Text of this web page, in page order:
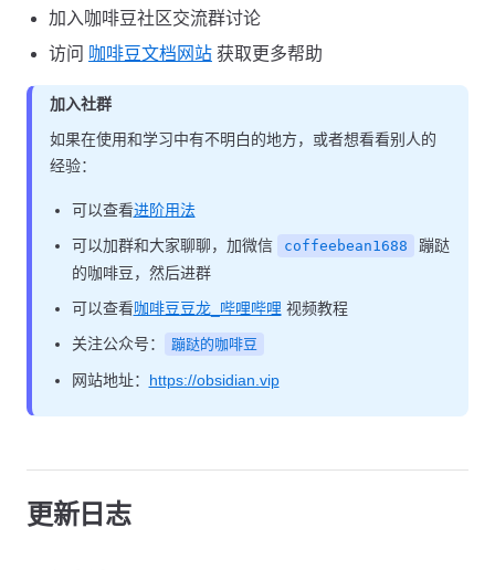
加入咖啡豆社区交流群讨论
访问 咖啡豆文档网站 获取更多帮助
加入社群
如果在使用和学习中有不明白的地方，或者想看看别人的
经验：
可以查看进阶用法
可以加群和大家聊聊，加微信
coffeebean1688
蹦跶
的咖啡豆，然后进群
可以查看咖啡豆豆龙_哔哩哔哩 视频教程
关注公众号：
蹦跶的咖啡豆
网站地址： https://obsidian.vip
更新日志